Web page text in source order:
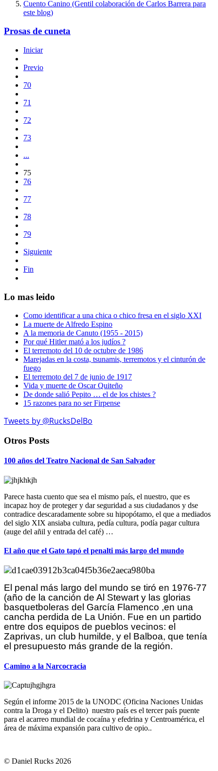
Cuento Canino (Gentil colaboración de Carlos Barrera para
este blog)
Prosas de cuneta
Iniciar
Previo
70
71
72
73
...
75
76
77
78
79
Siguiente
Fin
Lo mas leido
Como identificar a una chica o chico fresa en el siglo XXI
La muerte de Alfredo Espino
A la memoria de Canuto (1955 - 2015)
Por qué Hitler mató a los judíos ?
El terremoto del 10 de octubre de 1986
Marejadas en la costa, tsunamis, terremotos y el cinturón de
fuego
El terremoto del 7 de junio de 1917
Vida y muerte de Oscar Quiteño
De donde salió Pepito … el de los chistes ?
15 razones para no ser Firpense
Tweets by @RucksDelBo
Otros Posts
100 años del Teatro Nacional de San Salvador
Parece hasta cuento que sea el mismo país, el nuestro, que es
incapaz hoy de proteger y dar seguridad a sus ciudadanos y dse
contradice descaradamente sobre su hipopótamo, el que a mediados
del siglo XIX ansiaba cultura, pedía cultura, podía pagar cultura
(auge del añil y entrada del café) …
El año que el Gato tapó el penalti más largo del mundo
El penal más largo del mundo se tiró en 1976-77
(año de la canción de Al Stewart y las glorias
basquetboleras del García Flamenco ,en una
cancha perdida de La Unión. Fue en un partido
entre dos equipos de pueblos vecinos: el
Zaprivas, un club humilde, y el Balboa, que tenía
el presupuesto más grande de la región.
Camino a la Narcocracia
Según el informe 2015 de la UNODC (Oficina Naciones Unidas
contra la Droga y el Delito) nuestro país es el tercer país puente
para el acarreo mundial de cocaína y efedrina y Centroamérica, el
área de máxima expansión para cultivo de opio..
© Daniel Rucks 2026